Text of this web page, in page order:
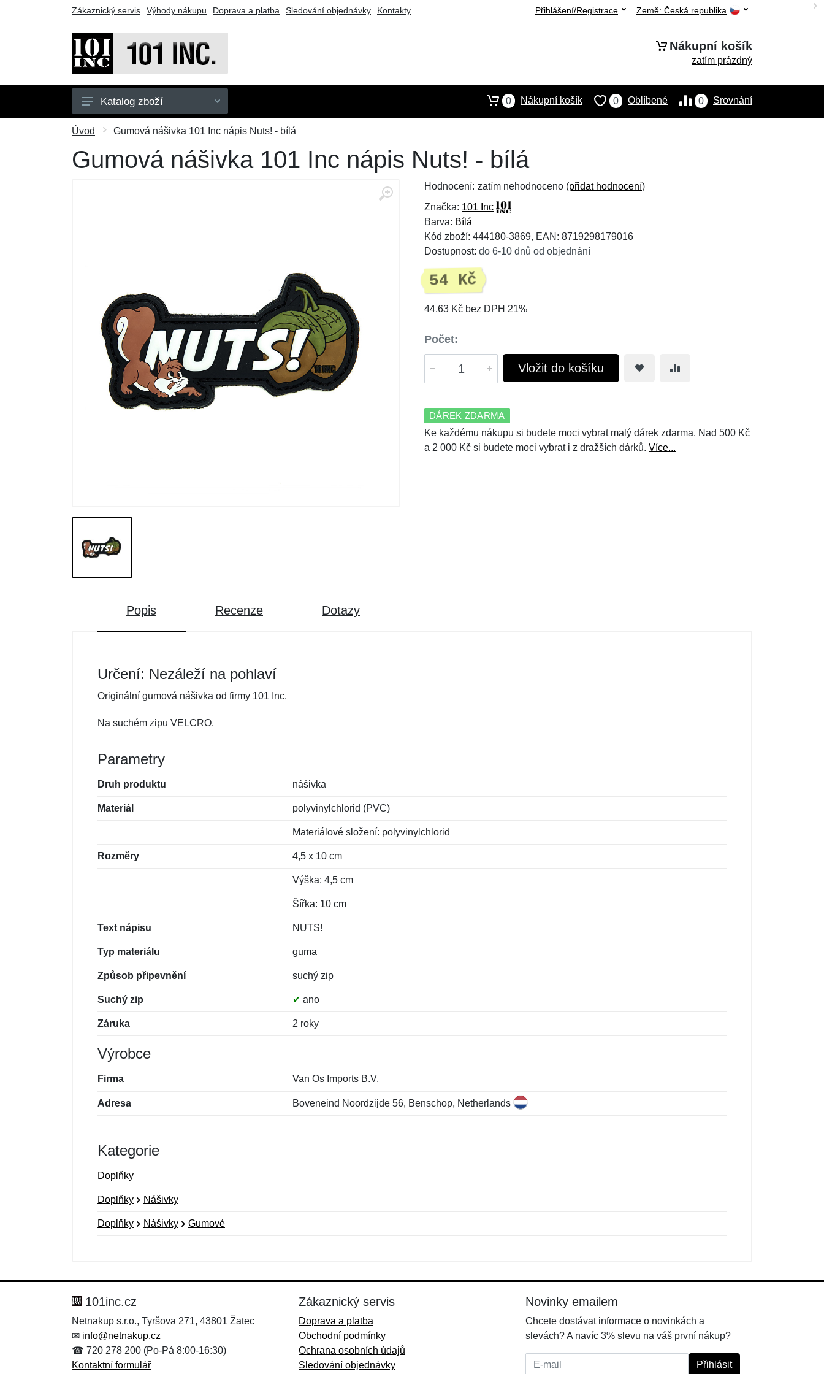
Zákaznický servis Výhody nákupu Doprava a platba Sledování objednávky Kontakty Země: Česká republika
Přihlášení/Registrace
Nákupní košík
zatím prázdný
Pánské
Dětské
Katalog zboží 0 Srovnání
0 Oblíbené
0 Nákupní košík
Úvod Gumová nášivka 101 Inc nápis Nuts! - bílá
Gumová nášivka 101 Inc nápis Nuts! - bílá
Hodnocení: zatím nehodnoceno (přidat hodnocení)
Značka: 101 Inc
Barva: Bílá
Kód zboží: 444180-3869, EAN: 8719298179016
Dostupnost: do 6-10 dnů od objednání
54 Kč
44,63 Kč bez DPH 21%
Počet:
Vložit do košíku
DÁREK ZDARMA
Ke každému nákupu si budete moci vybrat malý dárek zdarma. Nad 500 Kč
a 2 000 Kč si budete moci vybrat i z dražších dárků. Více...
Popis Recenze Dotazy
Určení: Nezáleží na pohlaví
Originální gumová nášivka od firmy 101 Inc.
Na suchém zipu VELCRO.
Parametry
Druh produktu nášivka
Materiál polyvinylchlorid (PVC)
Materiálové složení: polyvinylchlorid
Rozměry 4,5 x 10 cm
Výška: 4,5 cm
Šířka: 10 cm
Text nápisu NUTS!
Typ materiálu guma
Způsob připevnění suchý zip
Suchý zip ✔ ano
Záruka 2 roky
Výrobce
Firma Van Os Imports B.V.
Adresa Boveneind Noordzijde 56, Benschop, Netherlands
Kategorie
Doplňky
Doplňky Nášivky
Doplňky Nášivky Gumové
Zpráva*
Zpráva*
101inc.cz
Netnakup s.r.o., Tyršova 271, 43801 Žatec
✉ info@netnakup.cz
☎ 720 278 200 (Po-Pá 8:00-16:30)
Kontaktní formulář
Zákaznický servis
Doprava a platba
Obchodní podmínky
Ochrana osobních údajů
Sledování objednávky
Novinky emailem
Chcete dostávat informace o novinkách a
slevách? A navíc 3% slevu na váš první nákup?
E-mail: Přihlásit